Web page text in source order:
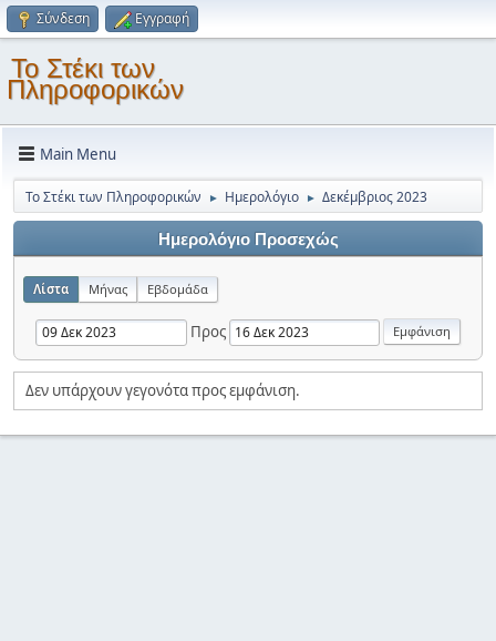
Σύνδεση Εγγραφή
Το Στέκι των
Πληροφορικών
Main Menu
Το Στέκι των Πληροφορικών ► Ημερολόγιο ► Δεκέμβριος 2023
Ημερολόγιο Προσεχώς
Λίστα Μήνας Εβδομάδα
Προς
Δεν υπάρχουν γεγονότα προς εμφάνιση.